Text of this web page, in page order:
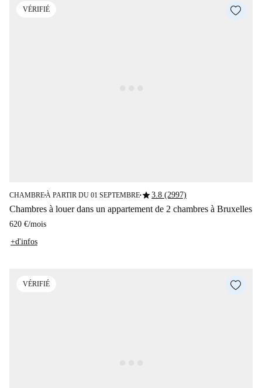
VÉRIFIÉ
CHAMBRE■À PARTIR DU 01 SEPTEMBRE■star3.8 (2997)
Chambres à louer dans un appartement de 2 chambres à Bruxelles
620 €/mois
+d'infos
VÉRIFIÉ